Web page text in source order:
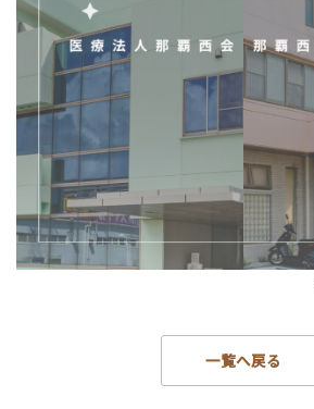
一覧へ戻る